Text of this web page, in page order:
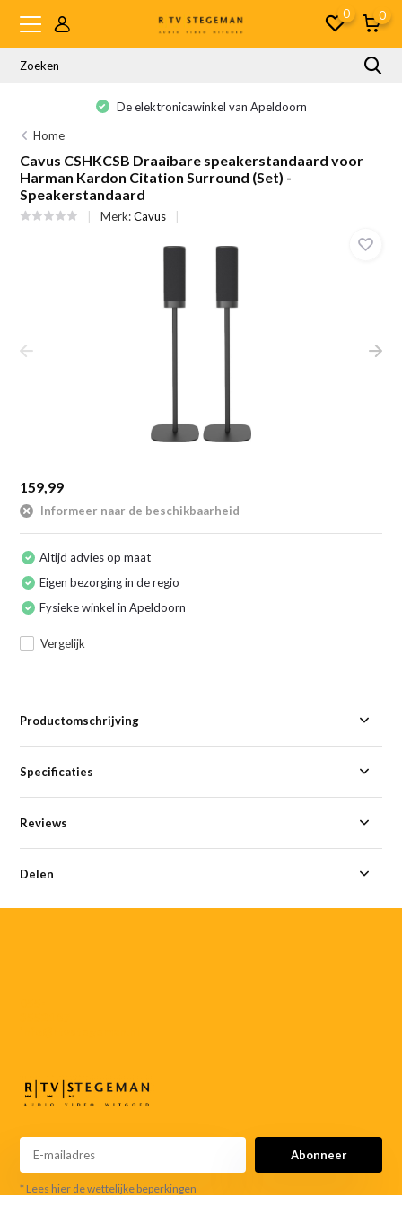
0 0
De elektronicawinkel van Apeldoorn
Home
Cavus CSHKCSB Draaibare speakerstandaard voor
Harman Kardon Citation Surround (Set) -
Speakerstandaard
Merk:Cavus
159,99
Informeer naar de beschikbaarheid
Altijd advies op maat
Eigen bezorging in de regio
Fysieke winkel in Apeldoorn
Vergelijk
Productomschrijving
Specificaties
Reviews
Delen
Abonneer
* Lees hier de wettelijke beperkingen